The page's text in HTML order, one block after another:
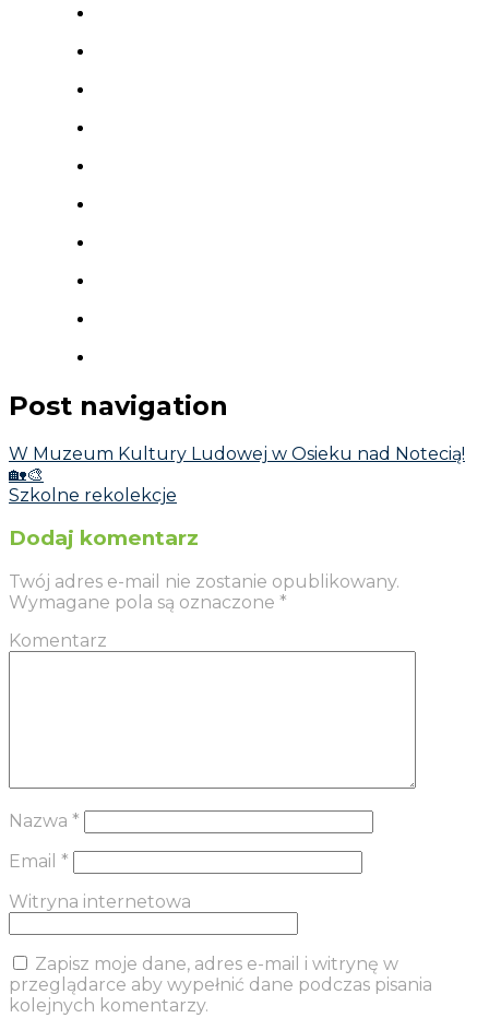
Post navigation
W Muzeum Kultury Ludowej w Osieku nad Notecią!
🏡🎨
Szkolne rekolekcje
Dodaj komentarz
Twój adres e-mail nie zostanie opublikowany.
Wymagane pola są oznaczone *
Komentarz
Nazwa *
Email *
Witryna internetowa
Zapisz moje dane, adres e-mail i witrynę w
przeglądarce aby wypełnić dane podczas pisania
kolejnych komentarzy.